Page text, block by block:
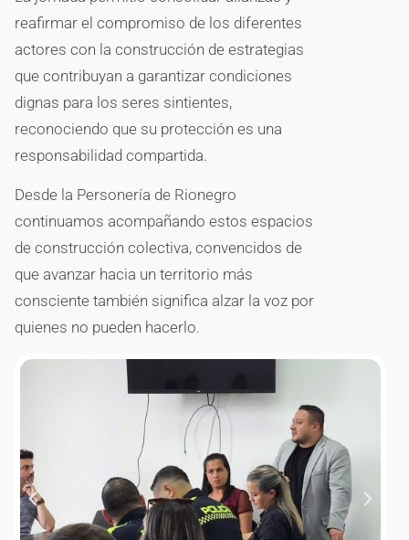
reafirmar el compromiso de los diferentes
actores con la construcción de estrategias
que contribuyan a garantizar condiciones
dignas para los seres sintientes,
reconociendo que su protección es una
responsabilidad compartida.
Desde la Personería de Rionegro
continuamos acompañando estos espacios
de construcción colectiva, convencidos de
que avanzar hacia un territorio más
consciente también significa alzar la voz por
quienes no pueden hacerlo.